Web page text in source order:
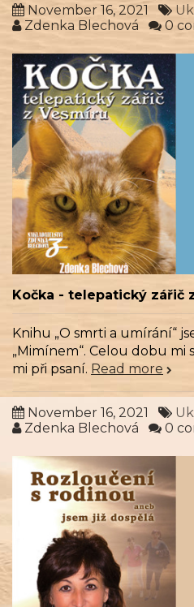
November 16, 2021
Zdenka Blechová
0
Kočka - telepatický zářič
Knihu „O smrti a umírání“
„Mimínem“. Celou dobu mi
mi při psaní. Read more
November 16, 2021
Zdenka Blechová
0